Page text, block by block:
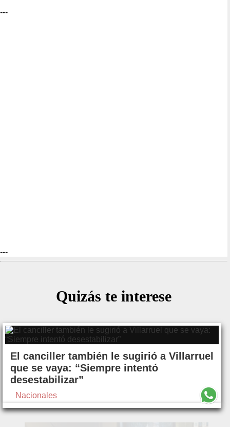
---
---
Quizás te interese
El canciller también le sugirió a Villarruel
que se vaya: “Siempre intentó
desestabilizar”
Nacionales